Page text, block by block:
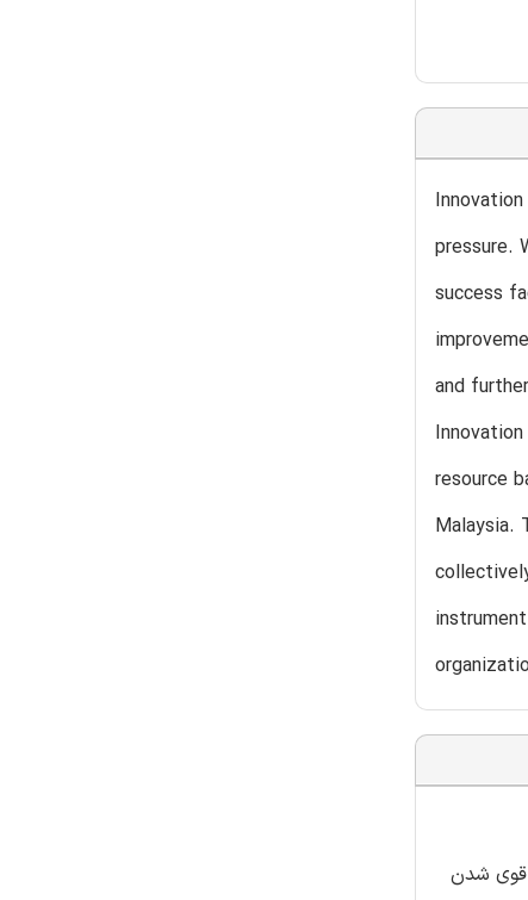
pressure.
success
and
resource
Malaysia.
قوی شدن